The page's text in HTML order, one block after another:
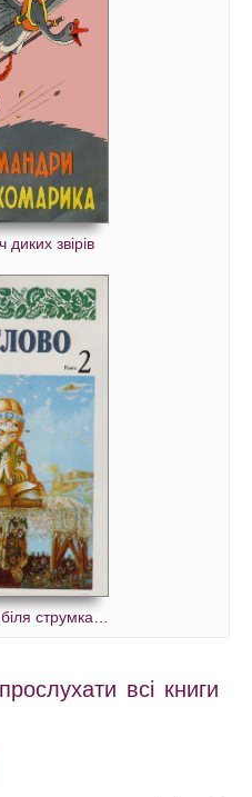
звірів
струмка…
всі книги